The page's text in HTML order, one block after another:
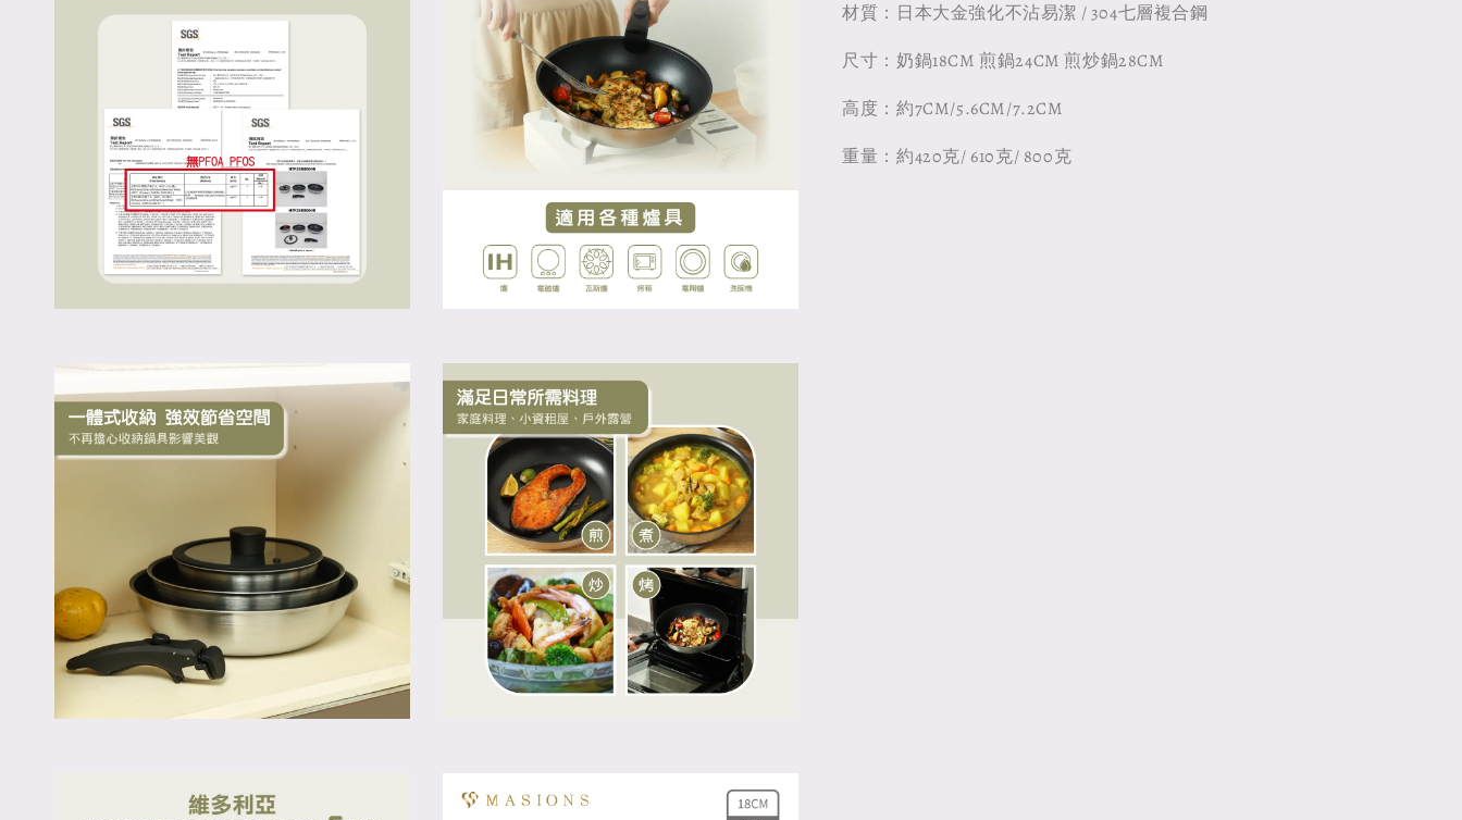
材質：日本大金強化不沾易潔 / 304七層複合鋼
尺寸：奶鍋18CM 煎鍋24CM 煎炒鍋28CM
高度：約7CM/5.6CM/7.2CM
重量：約420克/ 610克/ 800克